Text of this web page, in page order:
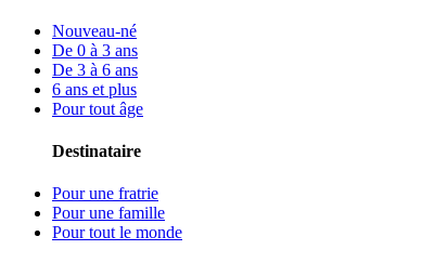
Nouveau-né
De 0 à 3 ans
De 3 à 6 ans
6 ans et plus
Pour tout âge
Destinataire
Pour une fratrie
Pour une famille
Pour tout le monde